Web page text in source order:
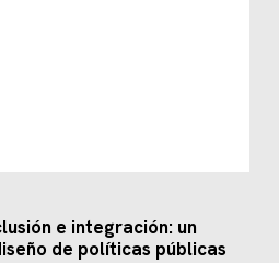
e integración: un
de políticas públicas